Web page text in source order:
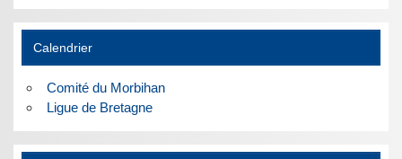
Calendrier
Comité du Morbihan
Ligue de Bretagne